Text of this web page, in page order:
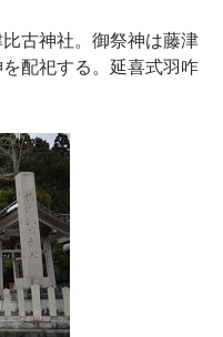
古神社。御祭神は藤津
配祀する。延喜式羽咋